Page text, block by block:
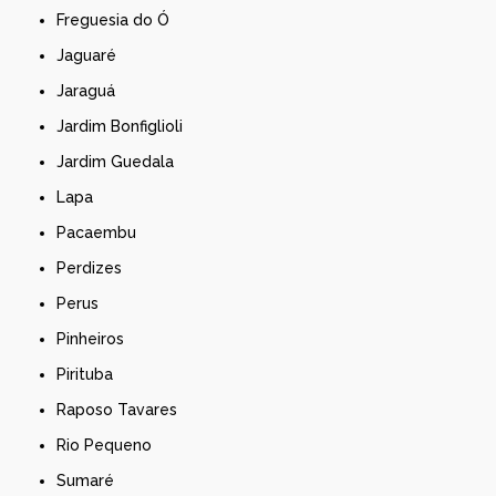
Freguesia do Ó
Jaguaré
Jaraguá
Jardim Bonfiglioli
Jardim Guedala
Lapa
Pacaembu
Perdizes
Perus
Pinheiros
Pirituba
Raposo Tavares
Rio Pequeno
Sumaré